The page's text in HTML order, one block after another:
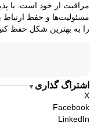
مراقبت از خود است. با
مسئولیت‌ها و حفظ ارتباط
را به بهترین شکل حفظ
اشتراگ گذاری ▼
X
Facebook
LinkedIn